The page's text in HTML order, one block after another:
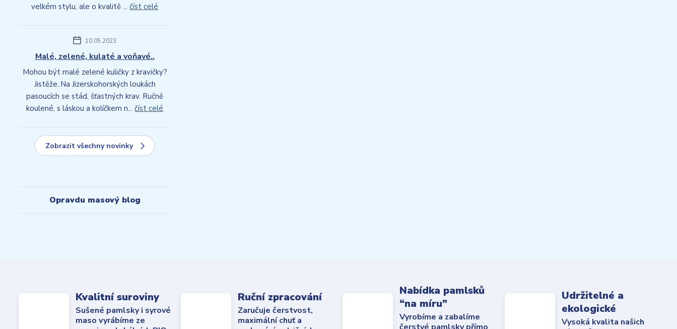
velkém stylu, ale o kvalitě ...číst celé
10.05.2023
Malé, zelené, kulaté a voňavé..
Mohou být malé zelené kuličky z kravičky?
Jistěže..Na Jizerskohorských loukách
pasoucích se stád, šťastných krav. Ručně
koulené, s láskou a kolíčkem n...číst celé
Zobrazit všechny novinky
Opravdu masový blog
Kvalitní suroviny
Sušené pamlsky i syrové
maso vyrábíme ze
Ruční zpracování
Zaručuje čerstvost,
maximální chuť a
Nabídka pamlsků
“na míru”
Vyrobíme a zabalíme
Udržitelné a
ekologické
Vysoká kvalita našich